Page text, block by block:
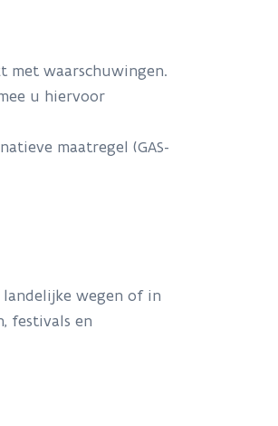
met waarschuwingen.
u hiervoor
maatregel (GAS-
wegen of in
festivals en